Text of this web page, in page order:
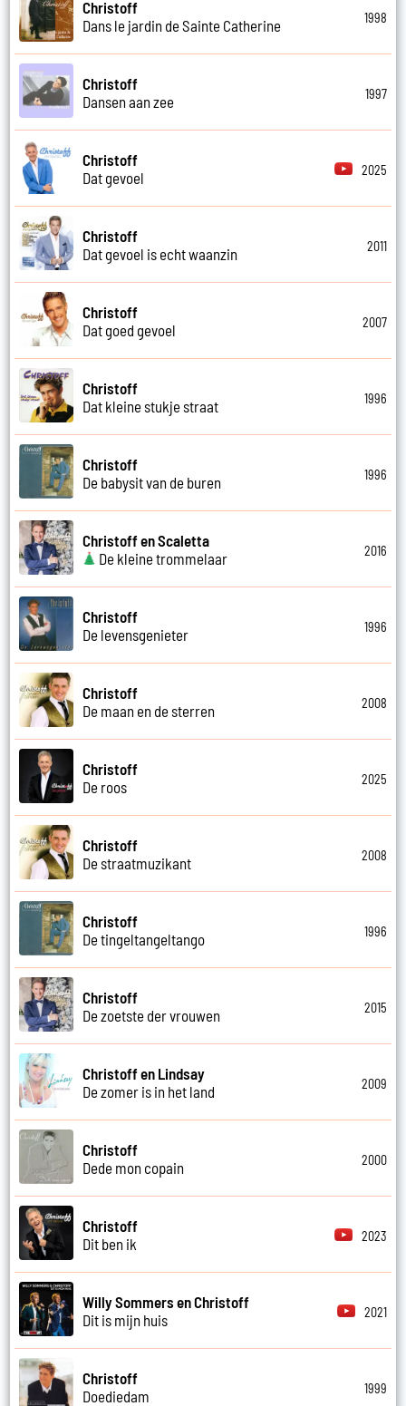
Christoff
Dans le jardin de Sainte Catherine
1998
Christoff
Dansen aan zee
1997
Christoff
Dat gevoel
2025
Christoff
Dat gevoel is echt waanzin
2011
Christoff
Dat goed gevoel
2007
Christoff
Dat kleine stukje straat
1996
Christoff
De babysit van de buren
1996
Christoff en Scaletta
De kleine trommelaar
2016
Christoff
De levensgenieter
1996
Christoff
De maan en de sterren
2008
Christoff
De roos
2025
Christoff
De straatmuzikant
2008
Christoff
De tingeltangeltango
1996
Christoff
De zoetste der vrouwen
2015
Christoff en Lindsay
De zomer is in het land
2009
Christoff
Dede mon copain
2000
Christoff
Dit ben ik
2023
Willy Sommers en Christoff
Dit is mijn huis
2021
Christoff
Doediedam
1999